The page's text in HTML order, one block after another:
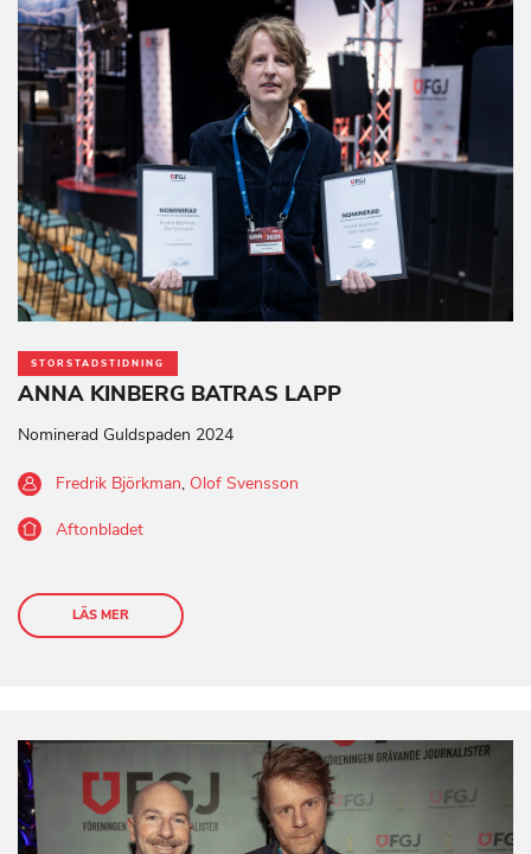
STORSTADSTIDNING
ANNA KINBERG BATRAS LAPP
Nominerad Guldspaden 2024
Fredrik Björkman, Olof Svensson
Aftonbladet
LÄS MER